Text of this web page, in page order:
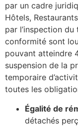
par un cadre
Hôtels,
par l’inspection
conformité sont
pouvant atteindre
suspension de la
temporaire
toutes les
Égalité de
détachés